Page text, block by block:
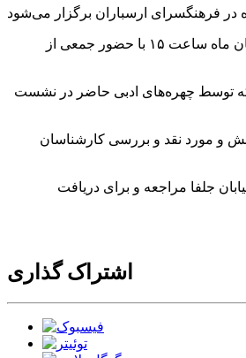
؛ نشست ادبی «خانه ترانه» با یاد دکتر افشین یداللهی شاعر فقید و مطرح کشور، روز پنج‌شنبه ۱۵ آبان‌ ماه ساعت ۱۵ با حضور جمعی از
که توسط چهره‌های ادبی حاضر در نشست
ارسال کنند؛ آثار منتخب در این نشست خوانش و مورد نقد و بررسی کارشناسان
جلفا مراجعه و برای دریافت
اشتراک گذاری